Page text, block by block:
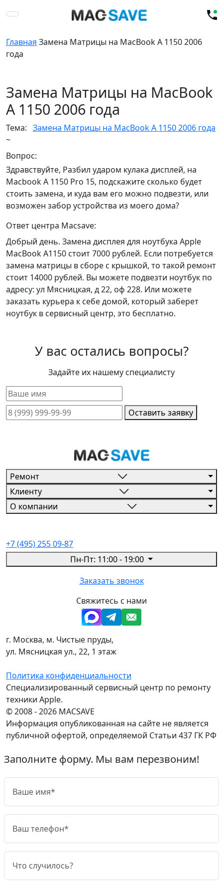
Главная Замена Матрицы на MacBook A 1150 2006
года
Замена Матрицы на MacBook
A 1150 2006 года
Тема: Замена Матрицы на MacBook A 1150 2006 года
~
Вопрос:
Здравствуйте, Разбил ударом кулака дисплей, на
Macbook A 1150 Pro 15, подскажите сколько будет
стоить замена, и куда вам его можно подвезти, или
возможен забор устройства из моего дома?
Ответ центра Macsave:
Добрый день. Замена дисплея для ноутбука Apple
MacBook A1150 стоит 7000 рублей. Если потребуется
замена матрицы в сборе с крышкой, то такой ремонт
стоит 14000 рублей. Вы можете подвезти ноутбук по
адресу: ул Мясницкая, д 22, оф 228. Или можете
заказать курьера к себе домой, который заберет
ноутбук в сервисный центр, это бесплатно.
У вас остались вопросы?
Задайте их нашему специалисту
Оставить заявку
Ремонт
Клиенту
О компании
+7 (495) 255 09-87
Пн-Пт: 11:00 - 19:00
Заказать звонок
Свяжитесь с нами
г. Москва, м. Чистые пруды,
ул. Мясницкая ул., 22, 1 этаж
Политика конфиденциальности
Специализированный сервисный центр по ремонту
техники Apple.
© 2008 - 2026 MACSAVE
Информация опубликованная на сайте не является
публичной офертой, определяемой Статьи 437 ГК РФ
Заполните форму. Мы вам перезвоним!